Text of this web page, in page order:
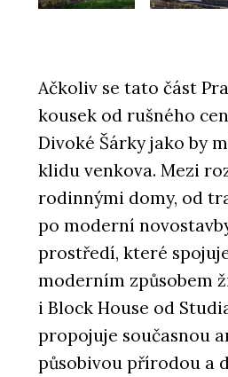
Ačkoliv se tato část
kousek od rušného
Divoké Šárky jako by
klidu venkova. Mezi
rodinnými domy, od
po moderní
prostředí, které
moderním způsobem
i Block House od
propojuje současnou
působivou přírodou a